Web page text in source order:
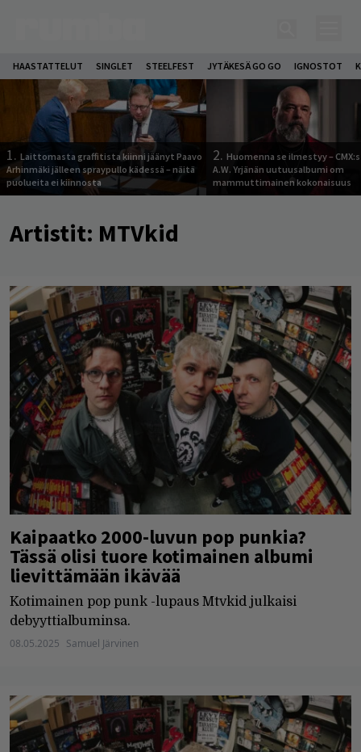
HAASTATTELUT SINGLET STEELFEST JYTÄKESÄ GO GO IGNOSTOT
1. Laittomasta graffitista kiinni jäänyt Paavo
Arhinmäki jälleen spraypullo kädessä – näitä
puolueita ei kiinnosta
2. Huomenna se ilmestyy –
A.W. Yrjänän uutuusalbumi om
mammuttimainen kokonaisuus
Artistit: MTVkid
Kaipaatko 2000-luvun pop punkia?
Tässä olisi tuore kotimainen albumi
lievittämään ikävää
Kotimainen pop punk -lupaus Mtvkid julkaisi
debyyttialbuminsa.
08.05.2025 Samuel Järvinen